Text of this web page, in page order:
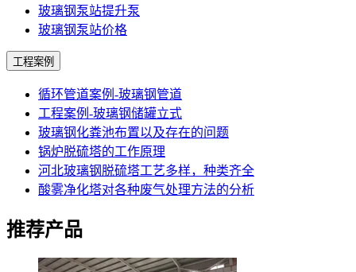
玻璃钢泵站提升泵
玻璃钢泵站价格
工程案例
循环管道案例-玻璃钢管道
工程案例-玻璃钢储罐立式
玻璃钢化粪池布置以及存在的问题
锅炉脱硫塔的工作原理
河北玻璃钢脱硫塔工艺多样，种类齐全
酸雾净化塔对各种废气处理方法的分析
推荐产品